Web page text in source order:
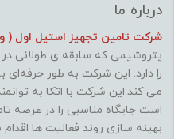
درباره ما
شرکت تامین تجهیز استیل اول (
پتروشیمی که سابقه ی طولانی در
را دارد. این شرکت به طور
می کند.این شرکت با اتکا به
است جایگاه مناسبی را در عرصه